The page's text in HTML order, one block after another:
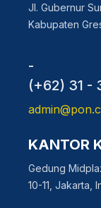
Jl. Gubernur
Kabupaten
-
(+62) 31 -
KANTOR
Gedung
10-11, Jakarta,